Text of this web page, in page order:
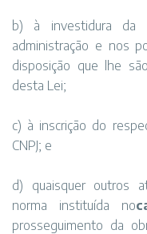
b) à investidura da
administração e nos
disposição que lhe
desta Lei;
c) à inscrição do
CNPJ; e
d) quaisquer outros
norma instituída no
prosseguimento da